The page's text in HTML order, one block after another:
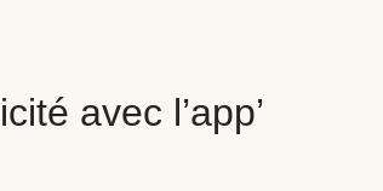
avec l’app’